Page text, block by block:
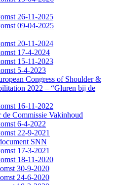
26-11-2025
09-04-2025
20-11-2024
17-4-2024
15-11-2023
5-4-2023
Congress of Shoulder &
2022 – “Gluren bij de
16-11-2022
de Commissie Vakinhoud
6-4-2022
22-9-2021
SNN
17-3-2021
18-11-2020
30-9-2020
24-6-2020